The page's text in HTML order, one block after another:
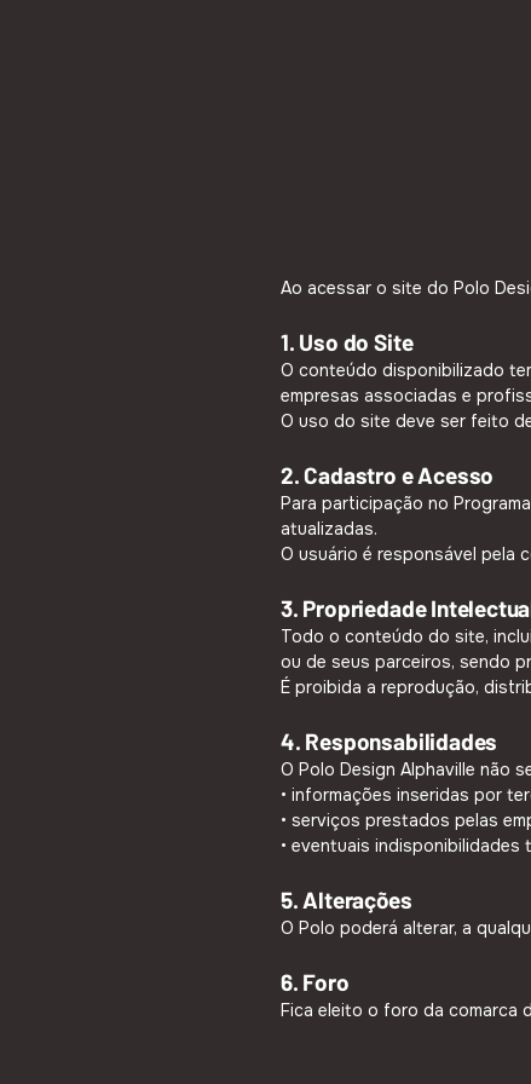
Ao acessar o site do Polo
1. Uso do Site
O conteúdo disponibilizado
empresas associadas e
O uso do site deve ser feito
2. Cadastro e Acesso
Para participação no
atualizadas.
O usuário é responsável pela
3. Propriedade
Todo o conteúdo do site,
ou de seus parceiros, sendo
É proibida a reprodução,
4. Responsabilidades
O Polo Design Alphaville não
• informações inseridas por
• serviços prestados pelas
• eventuais indisponibilidades
5. Alterações
O Polo poderá alterar, a
6. Foro
Fica eleito o foro da comarca